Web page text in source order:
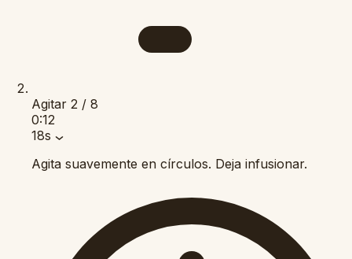
Agitar 2 / 8
0:12
18s
Agita suavemente en círculos. Deja infusionar.